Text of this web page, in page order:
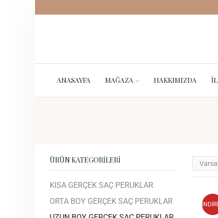
ANASAYFA MAĞAZA HAKKIMIZDA
ÜRÜN KATEGORILERI
KISA GERÇEK SAÇ PERUKLAR
ORTA BOY GERÇEK SAÇ PERUKLAR